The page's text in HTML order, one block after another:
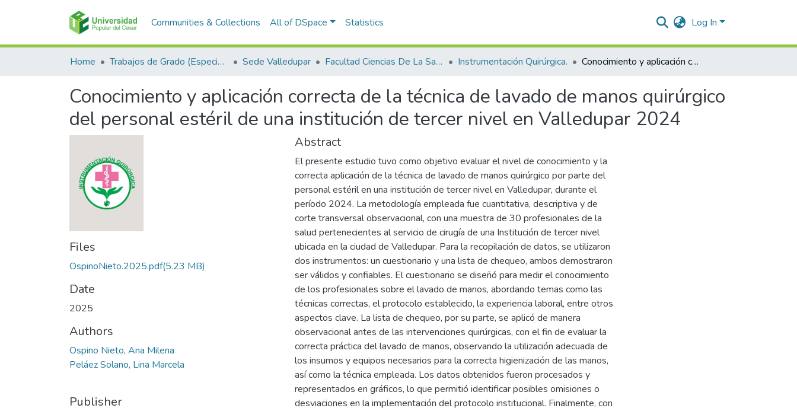
Communities & Collections All of DSpace Statistics Log In
Home Trabajos de Grado (Especializaciones y Pregrados) Sede Valledupar Facultad Ciencias De La Salud. Instrumentación Quirúrgica. Conocimiento y aplicación correcta de la técnica de lavado de manos quirúrgico del personal estéril de una institución de tercer nivel en Valledupar 2024
Conocimiento y aplicación correcta de la técnica de lavado de manos quirúrgico
del personal estéril de una institución de tercer nivel en Valledupar 2024
Files
OspinoNieto.2025.pdf(5.23 MB)
Date
2025
Authors
Ospino Nieto, Ana Milena
Peláez Solano, Lina Marcela
Publisher
Abstract
El presente estudio tuvo como objetivo evaluar el nivel de conocimiento y la
correcta aplicación de la técnica de lavado de manos quirúrgico por parte del
personal estéril en una institución de tercer nivel en Valledupar, durante el
período 2024. La metodología empleada fue cuantitativa, descriptiva y de
corte transversal observacional, con una muestra de 30 profesionales de la
salud pertenecientes al servicio de cirugía de una Institución de tercer nivel
ubicada en la ciudad de Valledupar. Para la recopilación de datos, se utilizaron
dos instrumentos: un cuestionario y una lista de chequeo, ambos demostraron
ser válidos y confiables. El cuestionario se diseñó para medir el conocimiento
de los profesionales sobre el lavado de manos, abordando temas como las
técnicas correctas, el protocolo establecido, la experiencia laboral, entre otros
aspectos clave. La lista de chequeo, por su parte, se aplicó de manera
observacional antes de las intervenciones quirúrgicas, con el fin de evaluar la
correcta práctica del lavado de manos, observando la utilización adecuada de
los insumos y equipos necesarios para la correcta higienización de las manos,
así como la técnica empleada. Los datos obtenidos fueron procesados y
representados en gráficos, lo que permitió identificar posibles omisiones o
desviaciones en la implementación del protocolo institucional. Finalmente, con